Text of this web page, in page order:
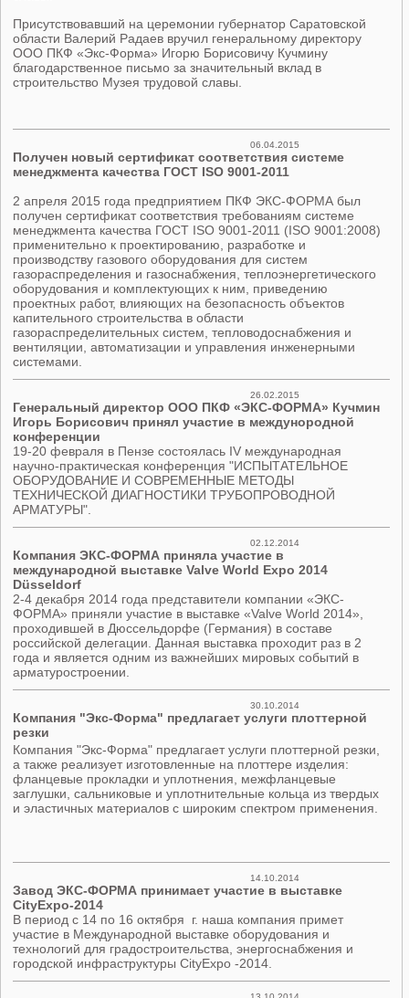
Присутствовавший на церемонии губернатор Саратовской
области Валерий Радаев вручил генеральному директору
ООО ПКФ «Экс-Форма» Игорю Борисовичу Кучмину
благодарственное письмо за значительный вклад в
строительство Музея трудовой славы.
06.04.2015
Получен новый сертификат соответствия системе
менеджмента качества ГОСТ ISO 9001-2011
2 апреля 2015 года предприятием ПКФ ЭКС-ФОРМА был
получен сертификат соответствия требованиям системе
менеджмента качества ГОСТ ISO 9001-2011 (ISO 9001:2008)
применительно к проектированию, разработке и
производству газового оборудования для систем
газораспределения и газоснабжения, теплоэнергетического
оборудования и комплектующих к ним, приведению
проектных работ, влияющих на безопасность объектов
капительного строительства в области
газораспределительных систем, тепловодоснабжения и
вентиляции, автоматизации и управления инженерными
системами.
26.02.2015
Генеральный директор ООО ПКФ «ЭКС-ФОРМА» Кучмин
Игорь Борисович принял участие в междунородной
конференции
19-20 февраля в Пензе состоялась IV международная
научно-практическая конференция "ИСПЫТАТЕЛЬНОЕ
ОБОРУДОВАНИЕ И СОВРЕМЕННЫЕ МЕТОДЫ
ТЕХНИЧЕСКОЙ ДИАГНОСТИКИ ТРУБОПРОВОДНОЙ
АРМАТУРЫ".
02.12.2014
Компания ЭКС-ФОРМА приняла участие в
международной выставке Valve World Expo 2014
Düsseldorf
2-4 декабря 2014 года представители компании «ЭКС-
ФОРМА» приняли участие в выставке «Valve World 2014»,
проходившей в Дюссельдорфе (Германия) в составе
российской делегации. Данная выставка проходит раз в 2
года и является одним из важнейших мировых событий в
арматуростроении.
30.10.2014
Компания "Экс-Форма" предлагает услуги плоттерной
резки
Компания "Экс-Форма" предлагает услуги плоттерной резки,
а также реализует изготовленные на плоттере изделия:
фланцевые прокладки и уплотнения, межфланцевые
заглушки, сальниковые и уплотнительные кольца из твердых
и эластичных материалов с широким спектром применения.
14.10.2014
Завод ЭКС-ФОРМА принимает участие в выставке
CityExpo-2014
В период с 14 по 16 октября г. наша компания примет
участие в Международной выставке оборудования и
технологий для градостроительства, энергоснабжения и
городской инфраструктуры CityExpo -2014.